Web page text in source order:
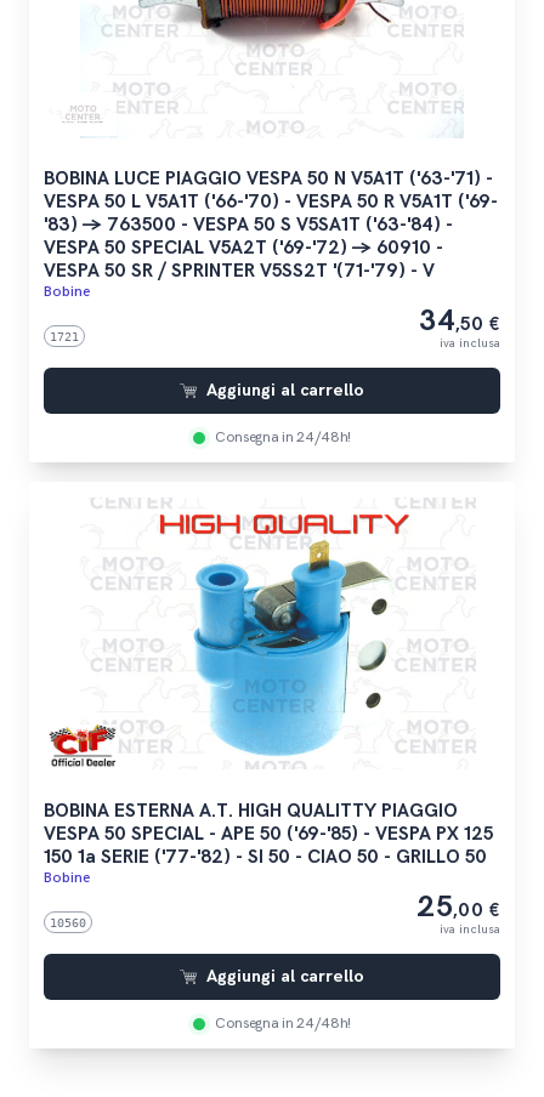
BOBINA LUCE PIAGGIO VESPA 50 N V5A1T ('63-'71) -
VESPA 50 L V5A1T ('66-'70) - VESPA 50 R V5A1T ('69-
'83) -> 763500 - VESPA 50 S V5SA1T ('63-'84) -
VESPA 50 SPECIAL V5A2T ('69-'72) -> 60910 -
VESPA 50 SR / SPRINTER V5SS2T '(71-'79) - V
Bobine
1721 34,50 €
iva inclusa
Aggiungi al carrello
Consegna in 24/48h!
BOBINA ESTERNA A.T. HIGH QUALITTY PIAGGIO
VESPA 50 SPECIAL - APE 50 ('69-'85) - VESPA PX 125
150 1a SERIE ('77-'82) - SI 50 - CIAO 50 - GRILLO 50
Bobine
10560 25,00 €
iva inclusa
Aggiungi al carrello
Consegna in 24/48h!